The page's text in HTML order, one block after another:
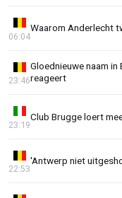
Waarom Anderlecht
06:04
Gloednieuwe naam
reageert
23:46
Club Brugge loert
23:19
'Antwerp niet
22:53